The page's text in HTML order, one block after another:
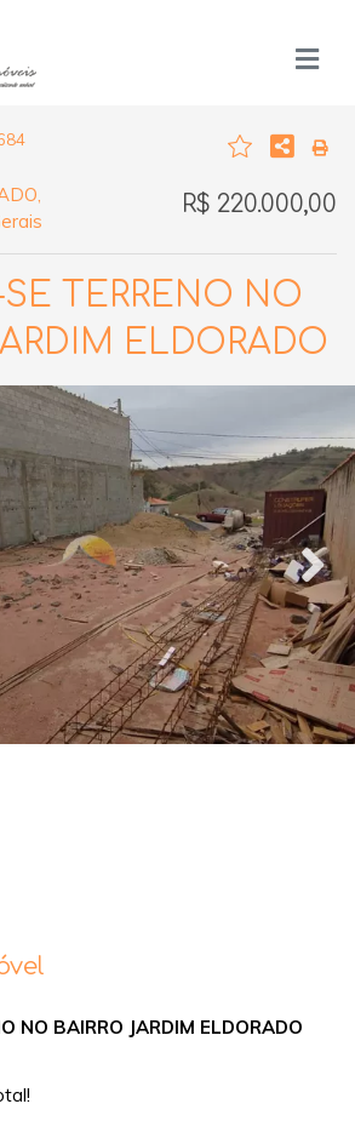
R$ 220.000,00
TERRENO NO
ELDORADO
NO BAIRRO JARDIM ELDORADO